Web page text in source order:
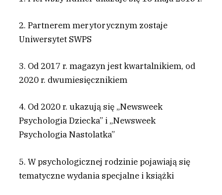
2. Partnerem merytorycznym zostaje
Uniwersytet SWPS
3. Od 2017 r. magazyn jest kwartalnikiem, od
2020 r. dwumiesięcznikiem
4. Od 2020 r. ukazują się „Newsweek
Psychologia Dziecka” i „Newsweek
Psychologia Nastolatka”
5. W psychologicznej rodzinie pojawiają się
tematyczne wydania specjalne i książki